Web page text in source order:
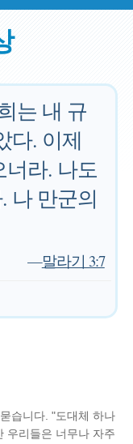
는 내 규
다. 이제
라. 나도
나 만군의
—말라기 3:7
습니다. "도대체 하나
우리들은 너무나 자주